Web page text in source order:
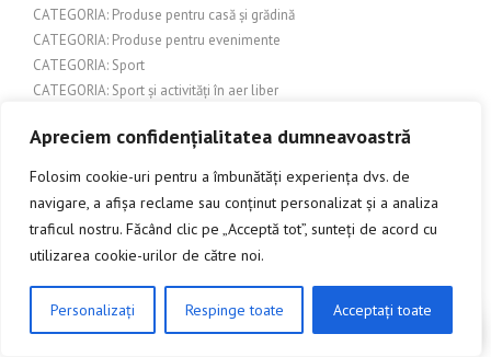
Apreciem confidențialitatea dumneavoastră
Folosim cookie-uri pentru a îmbunătăți experiența dvs. de
navigare, a afișa reclame sau conținut personalizat și a analiza
traficul nostru. Făcând clic pe „Acceptă tot”, sunteți de acord cu
utilizarea cookie-urilor de către noi.
Personalizați Respinge toate Acceptați toate
CATEGORIA: Produse pentru casă și grădină
CATEGORIA: Produse pentru evenimente
CATEGORIA: Sport
CATEGORIA: Sport și activități în aer liber
CATEGORIA: Turism și Cultură
CATEGORIA: Urbanism și dezvoltare urbană
CATEGORIA: Uși de garaj
CATEGORIA: Uși și feronerie
CATEGORIA: Uși și porți de garaj
CATEGORIE: Cultură
CLICK AICI PENTRU A DISCUTA